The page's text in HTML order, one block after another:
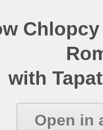
with
Open in